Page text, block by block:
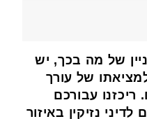
של מה בכך, יש
של עורך
ריכזנו עבורכם
נזיקין באיזור